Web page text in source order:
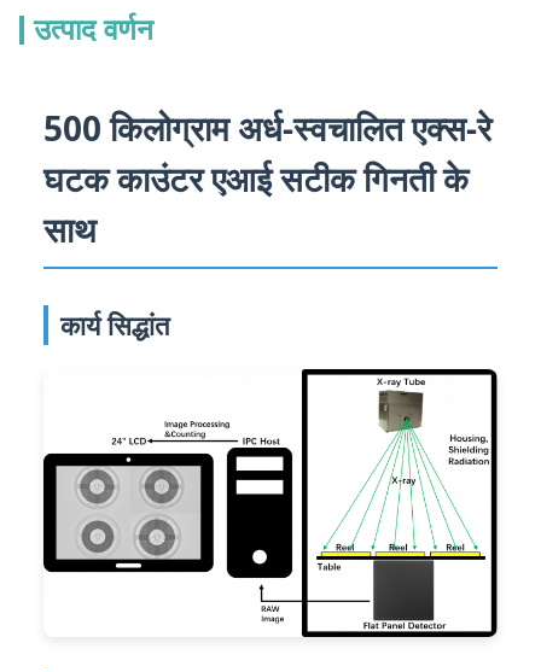
उत्पाद वर्णन
500 किलोग्राम अर्ध-स्वचालित एक्स-रे
घटक काउंटर एआई सटीक गिनती के
साथ
कार्य सिद्धांत